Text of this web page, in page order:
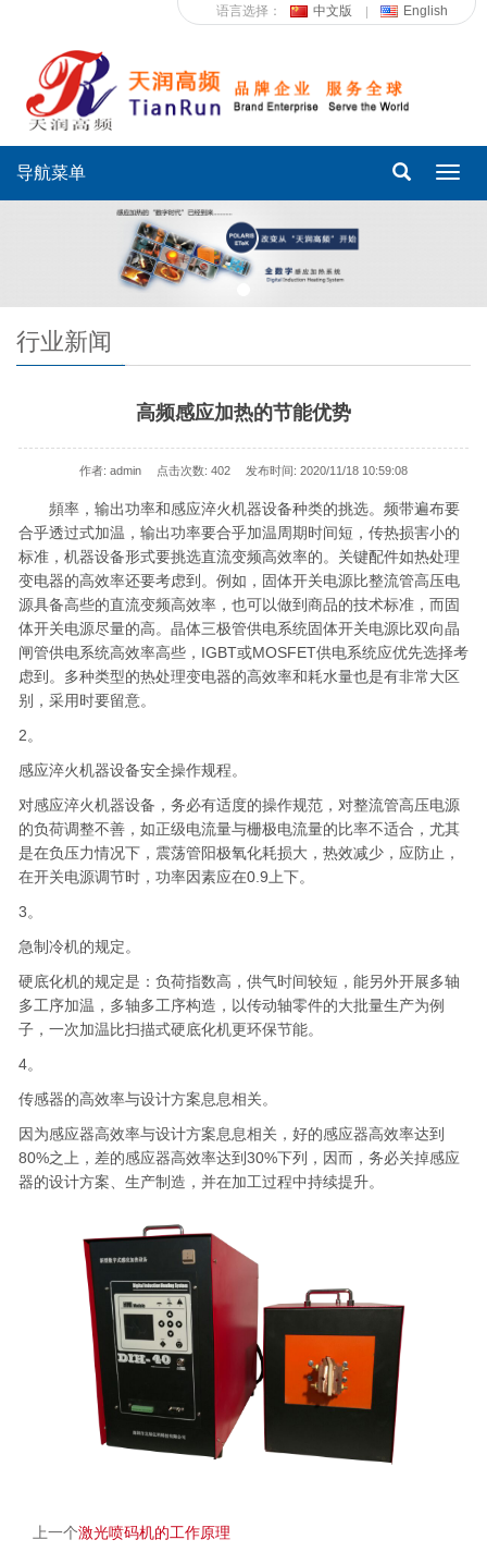
语言选择： 中文版 English
导航菜单
行业新闻
高频感应加热的节能优势
作者: admin 点击次数: 402 发布时间: 2020/11/18 10:59:08
頻率，输出功率和感应淬火机器设备种类的挑选。频带遍布要
合乎透过式加温，输出功率要合乎加温周期时间短，传热损害小的
标准，机器设备形式要挑选直流变频高效率的。关键配件如热处理
变电器的高效率还要考虑到。例如，固体开关电源比整流管高压电
源具备高些的直流变频高效率，也可以做到商品的技术标准，而固
体开关电源尽量的高。晶体三极管供电系统固体开关电源比双向晶
闸管供电系统高效率高些，IGBT或MOSFET供电系统应优先选择考
虑到。多种类型的热处理变电器的高效率和耗水量也是有非常大区
别，采用时要留意。
2。
感应淬火机器设备安全操作规程。
对感应淬火机器设备，务必有适度的操作规范，对整流管高压电源
的负荷调整不善，如正级电流量与栅极电流量的比率不适合，尤其
是在负压力情况下，震荡管阳极氧化耗损大，热效减少，应防止，
在开关电源调节时，功率因素应在0.9上下。
3。
急制冷机的规定。
硬底化机的规定是：负荷指数高，供气时间较短，能另外开展多轴
多工序加温，多轴多工序构造，以传动轴零件的大批量生产为例
子，一次加温比扫描式硬底化机更环保节能。
4。
传感器的高效率与设计方案息息相关。
因为感应器高效率与设计方案息息相关，好的感应器高效率达到
80%之上，差的感应器高效率达到30%下列，因而，务必关掉感应
器的设计方案、生产制造，并在加工过程中持续提升。
上一个激光喷码机的工作原理